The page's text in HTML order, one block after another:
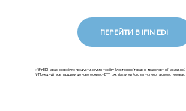
ПЕРЕЙТИ В IFIN EDI
✅ iFinEDI наразі розробляє продукт документообігу Електронної товарно-транспортної накладної.
💡Приєднуйтесь першими до нового сервісу ЕТТН: як тільки ми його запустимо та сповістимо вас!